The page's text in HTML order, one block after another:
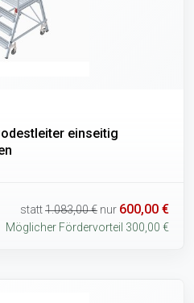
einseitig
statt1.083,00 € nur 600,00 €
Möglicher Fördervorteil 300,00 €